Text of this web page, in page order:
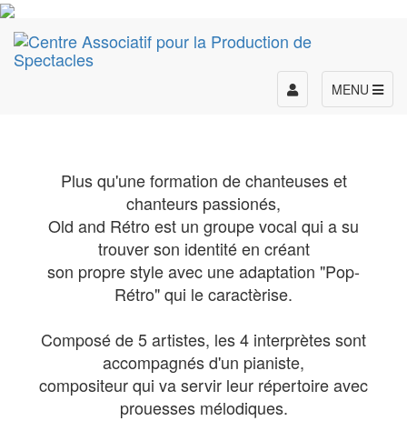
MENU
Toggle
navigation
Plus qu'une formation de chanteuses et
chanteurs passionés,
Old and Rétro est un groupe vocal qui a su
trouver son identité en créant
son propre style avec une adaptation "Pop-
Rétro" qui le caractèrise.
Composé de 5 artistes, les 4 interprètes sont
accompagnés d'un pianiste,
compositeur qui va servir leur répertoire avec
prouesses mélodiques.